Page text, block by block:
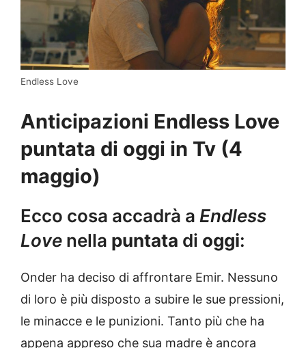
Endless Love
Anticipazioni Endless Love
puntata di oggi in Tv (4
maggio)
Ecco cosa accadrà a Endless
Love nella puntata di oggi:
Onder ha deciso di affrontare Emir. Nessuno
di loro è più disposto a subire le sue pressioni,
le minacce e le punizioni. Tanto più che ha
appena appreso che sua madre è ancora